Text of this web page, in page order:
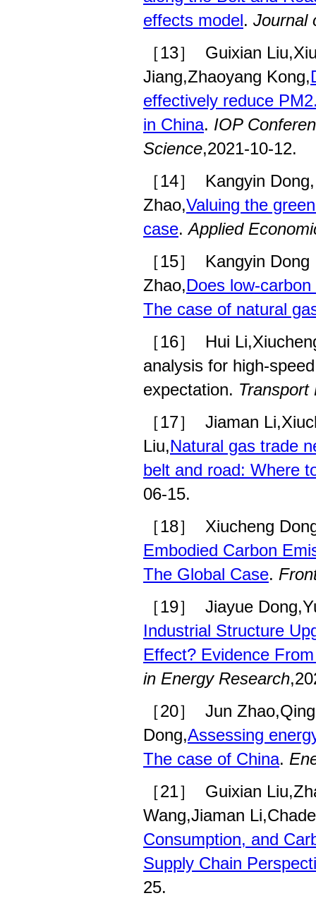
effects model. Journal
［13］ Guixian
Jiang,Zhaoyang Kong,
effectively reduce
in China. IOP
Science,2021-10-12.
［14］ Kangyin
Zhao,Valuing the
case.Applied
［15］ Kangyin
Zhao,Does low-
The case of natural
［16］ Hui
analysis for high-
expectation. Transport
［17］ Jiaman
Liu,Natural gas trade
belt and road: Where
06-15.
［18］ Xiucheng
Embodied Carbon
The Global Case.
［19］ Jiayue
Industrial Structure
Effect? Evidence
in Energy Research
［20］ Jun
Dong,Assessing
The case of China.
［21］ Guixian
Wang,Jiaman
Consumption, and
Supply Chain
25.